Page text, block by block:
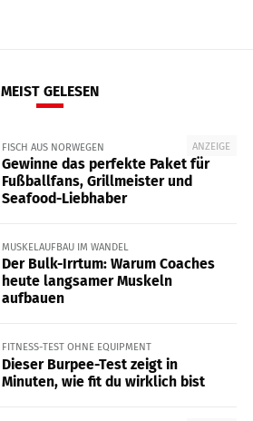
MEIST GELESEN
ANZEIGE
FISCH AUS NORWEGEN
Gewinne das perfekte Paket für
Fußballfans, Grillmeister und
Seafood-Liebhaber
MUSKELAUFBAU IM WANDEL
Der Bulk-Irrtum: Warum Coaches
heute langsamer Muskeln
aufbauen
FITNESS-TEST OHNE EQUIPMENT
Dieser Burpee-Test zeigt in
Minuten, wie fit du wirklich bist